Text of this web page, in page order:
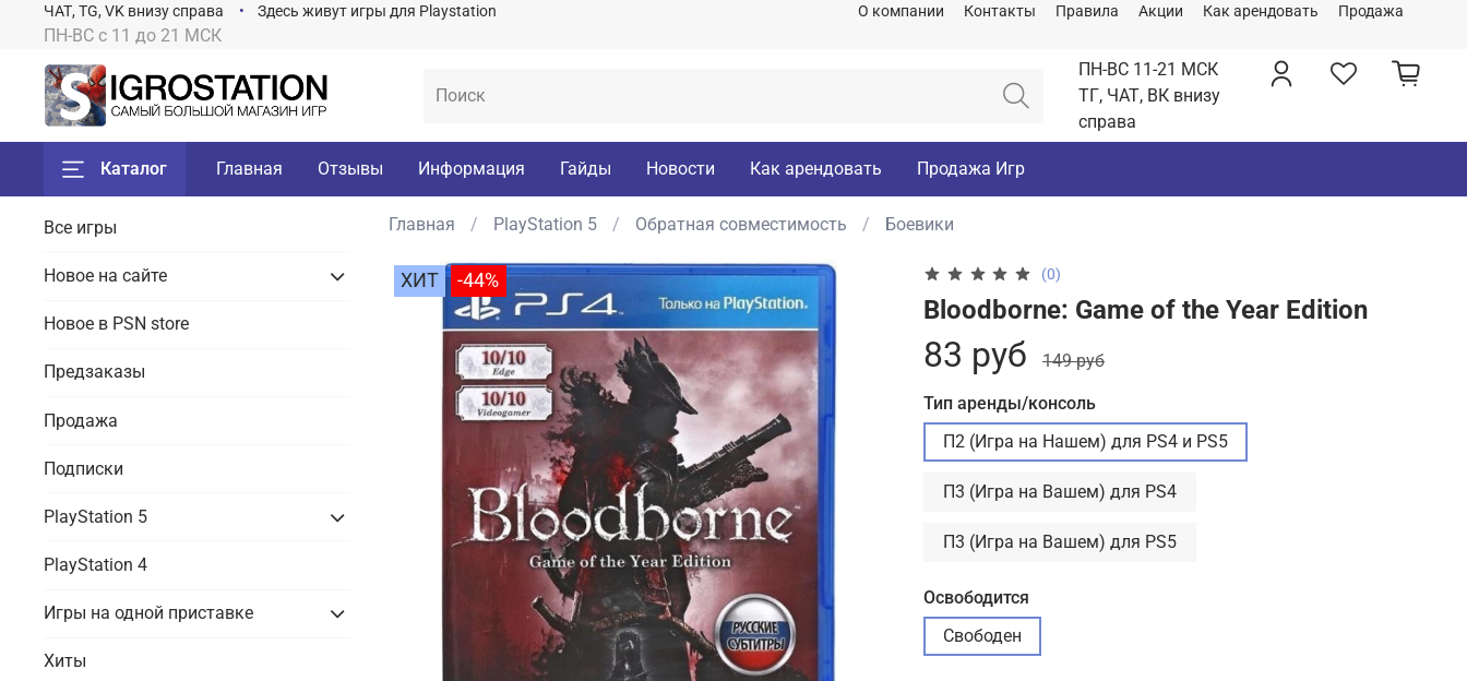
О компании Контакты Правила Акции Как арендовать Продажа
ПН-ВС с 11 до 21 МСК
ЧАТ, TG, VK внизу справа Здесь живут игры для Playstation
ПН-ВС 11-21 МСК
ТГ, ЧАТ, ВК внизу
справа
Каталог Главная Отзывы Информация Гайды Новости Как арендовать Продажа Игр
Главная PlayStation 5 Обратная совместимость Боевики
ХИТ -44% (0)
Bloodborne: Game of the Year Edition
83 руб 149 руб
Тип аренды/консоль
П2 (Игра на Нашем) для PS4 и PS5
П3 (Игра на Вашем) для PS4
П3 (Игра на Вашем) для PS5
Освободится
Свободен
Все игры
Новое на сайте
Новое в PSN store
Предзаказы
Продажа
Подписки
PlayStation 5
PlayStation 4
Игры на одной приставке
Хиты